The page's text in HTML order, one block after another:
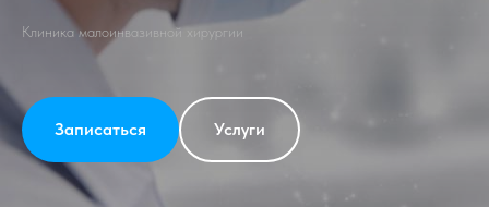
Клиника малоинвазивной хирургии
Записаться Услуги